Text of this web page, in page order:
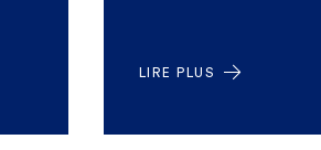
LIRE PLUS